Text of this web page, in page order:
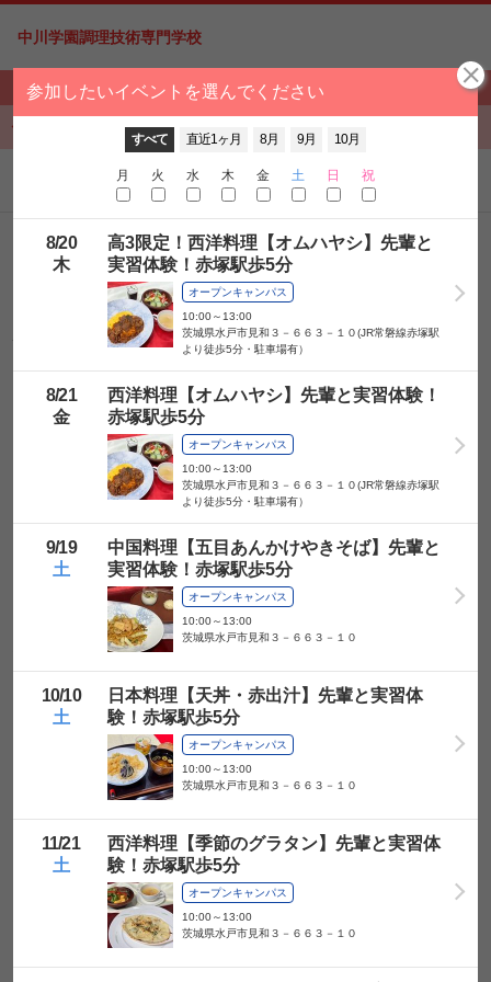
中川学園調理技術専門学校
学校見学会の予約
イベント選択に戻る
予約するイベントを追加する
お名前
男性 女性 回答しない
郵便番号
電話番号
同行者（保護者・
友達など）
確認画面へ
以下は任意項目です
希望する学部・学
確認画面へ
参加したいイベントを選んでください
すべて 直近1ヶ月 8月 9月 10月
月 火 水 木 金 土 日 祝
8/20
木
高3限定！西洋料理【オムハヤシ】先輩と
実習体験！赤塚駅歩5分
オープンキャンパス
10:00～13:00
茨城県水戸市見和３－６６３－１０(JR常磐線赤塚駅
より徒歩5分・駐車場有）
8/21
金
西洋料理【オムハヤシ】先輩と実習体験！
赤塚駅歩5分
オープンキャンパス
10:00～13:00
茨城県水戸市見和３－６６３－１０(JR常磐線赤塚駅
より徒歩5分・駐車場有）
9/19
土
中国料理【五目あんかけやきそば】先輩と
実習体験！赤塚駅歩5分
オープンキャンパス
10:00～13:00
茨城県水戸市見和３－６６３－１０
10/10
土
日本料理【天丼・赤出汁】先輩と実習体
験！赤塚駅歩5分
オープンキャンパス
10:00～13:00
茨城県水戸市見和３－６６３－１０
11/21
土
西洋料理【季節のグラタン】先輩と実習体
験！赤塚駅歩5分
オープンキャンパス
10:00～13:00
茨城県水戸市見和３－６６３－１０
開催時間を選んでください
イベント選択に戻る